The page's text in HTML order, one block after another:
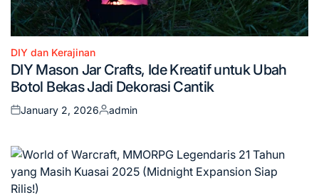
Posted
in
DIY dan Kerajinan
DIY Mason Jar Crafts, Ide Kreatif untuk Ubah
Botol Bekas Jadi Dekorasi Cantik
Posted
January 2, 2026
Posted
admin